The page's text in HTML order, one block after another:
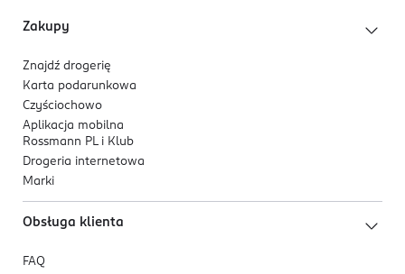
Zakupy
Znajdź drogerię
Karta podarunkowa
Czyściochowo
Aplikacja mobilna
Rossmann PL i Klub
Drogeria internetowa
Marki
Obsługa klienta
FAQ